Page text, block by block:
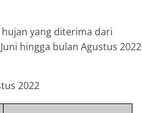
yang diterima dari
hingga bulan Agustus 2022
2022